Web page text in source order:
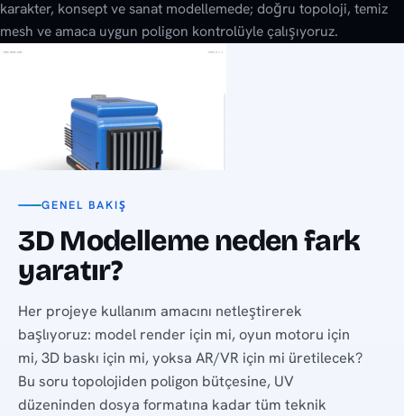
karakter, konsept ve sanat modellemede; doğru topoloji, temiz
mesh ve amaca uygun poligon kontrolüyle çalışıyoruz.
GENEL BAKIŞ
3D Modelleme neden fark
yaratır?
Her projeye kullanım amacını netleştirerek
başlıyoruz: model render için mi, oyun motoru için
mi, 3D baskı için mi, yoksa AR/VR için mi üretilecek?
Bu soru topolojiden poligon bütçesine, UV
düzeninden dosya formatına kadar tüm teknik